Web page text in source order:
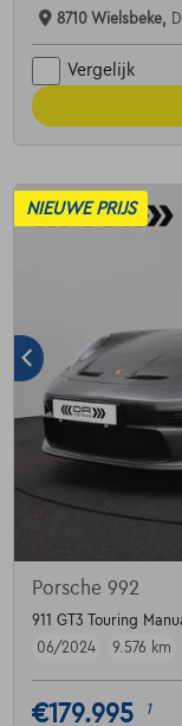
8710 Wielsbeke,
Vergelijk
NIEUWE PRIJS
Porsche 992
911 GT3 Touring
06/2024
9.576 km
€179.995 1